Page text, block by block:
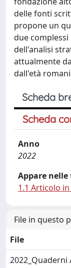
delle fonti
propone un
due
dell'analisi
attualmente
dall'età
Scheda
Scheda
Anno
2022
Appare
1.1 Articolo
File in questo
File